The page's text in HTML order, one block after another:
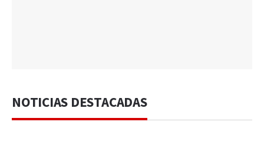
NOTICIAS DESTACADAS